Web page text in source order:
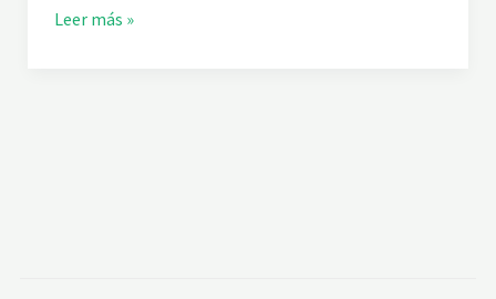
ELeer más »